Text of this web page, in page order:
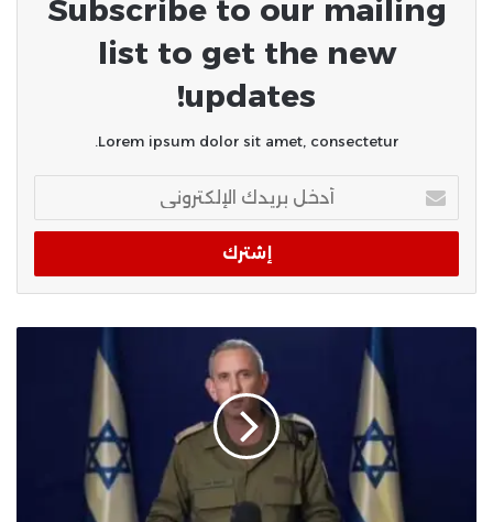
Subscribe to our mailing
list to get the new
updates!
Lorem ipsum dolor sit amet, consectetur.
بريدك
الإلكتروني